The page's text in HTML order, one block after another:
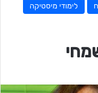
לימודי מיסטיקה